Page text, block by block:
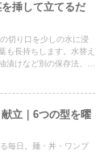
挿して立てるだ
切り口を少しの水に浸
も長持ちします。水替え
漬けなど別の保存法、し
立｜6つの型を曜
毎日。麺・丼・ワンプ